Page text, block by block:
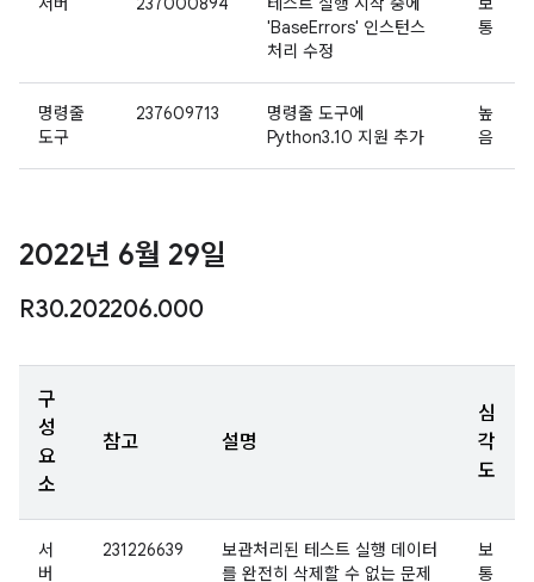
'BaseErrors' 인스턴스
처리 수정
통
명령줄
도구
237609713
명령줄 도구에
Python3.10 지원 추가
높
음
2022년 6월 29일
R30.202206.000
구
성
요
소
참고 설명
심
각
도
서
버
231226639
보관처리된 테스트 실행 데이터
를 완전히 삭제할 수 없는 문제
보
통